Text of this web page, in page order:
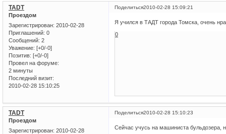
Поделиться2010-02-28 15:09:21
TADT
Проездом
Зарегистрирован: 2010-02-28
Приглашений: 0
Сообщений: 2
Уважение: [+0/-0]
Позитив: [+0/-0]
Провел на форуме:
2 минуты
Последний визит:
2010-02-28 15:10:25
Я учился в ТАДТ города Томска, очень
0
Поделиться2010-02-28 15:10:23
TADT
Проездом
Зарегистрирован: 2010-02-28
Сейчас учусь на машиниста бульдозера,